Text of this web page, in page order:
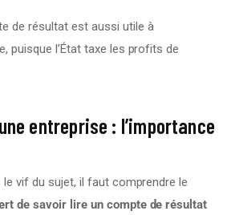
de résultat est aussi utile à
puisque l’État taxe les profits de
entreprise : l’importance
vif du sujet, il faut comprendre le
de savoir lire un compte de résultat